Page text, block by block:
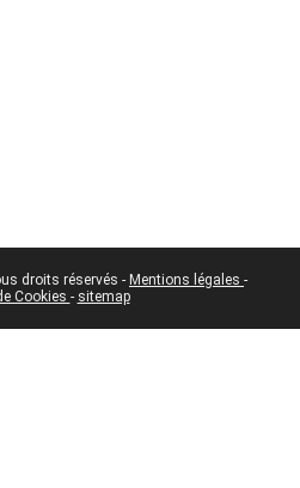
droits réservés - Mentions légales -
Cookies - sitemap